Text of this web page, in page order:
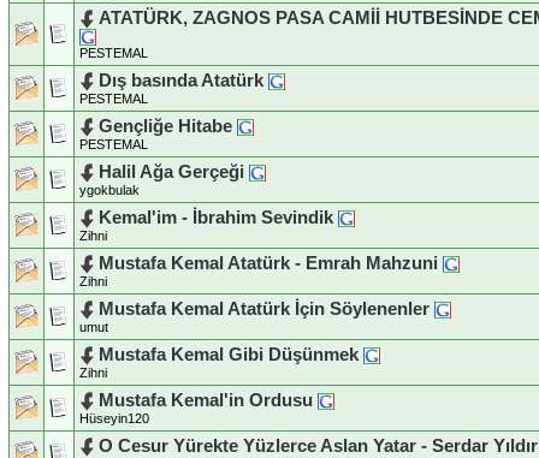
ATATÜRK, ZAGNOS PASA CAMİİ HUTBESİNDE
PESTEMAL
Dış basında Atatürk
PESTEMAL
Gençliğe Hitabe
PESTEMAL
Halil Ağa Gerçeği
ygokbulak
Kemal'im - İbrahim Sevindik
Zihni
Mustafa Kemal Atatürk - Emrah Mahzuni
Zihni
Mustafa Kemal Atatürk İçin Söylenenler
umut
Mustafa Kemal Gibi Düşünmek
Zihni
Mustafa Kemal'in Ordusu
Hüseyin120
O Cesur Yürekte Yüzlerce Aslan Yatar - Serdar